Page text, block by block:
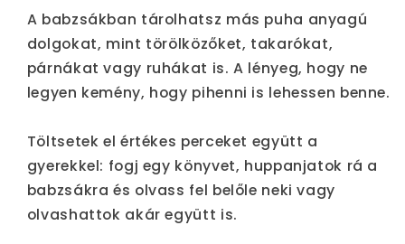
A babzsákban tárolhatsz más puha anyagú
dolgokat, mint törölközőket, takarókat,
párnákat vagy ruhákat is. A lényeg, hogy ne
legyen kemény, hogy pihenni is lehessen benne.
Töltsetek el értékes perceket együtt a
gyerekkel: fogj egy könyvet, huppanjatok rá a
babzsákra és olvass fel belőle neki vagy
olvashattok akár együtt is.